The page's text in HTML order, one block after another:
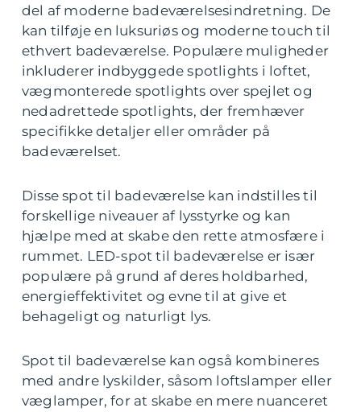
del af moderne badeværelsesindretning. De
kan tilføje en luksuriøs og moderne touch til
ethvert badeværelse. Populære muligheder
inkluderer indbyggede spotlights i loftet,
vægmonterede spotlights over spejlet og
nedadrettede spotlights, der fremhæver
specifikke detaljer eller områder på
badeværelset.
Disse spot til badeværelse kan indstilles til
forskellige niveauer af lysstyrke og kan
hjælpe med at skabe den rette atmosfære i
rummet. LED-spot til badeværelse er især
populære på grund af deres holdbarhed,
energieffektivitet og evne til at give et
behageligt og naturligt lys.
Spot til badeværelse kan også kombineres
med andre lyskilder, såsom loftslamper eller
væglamper, for at skabe en mere nuanceret